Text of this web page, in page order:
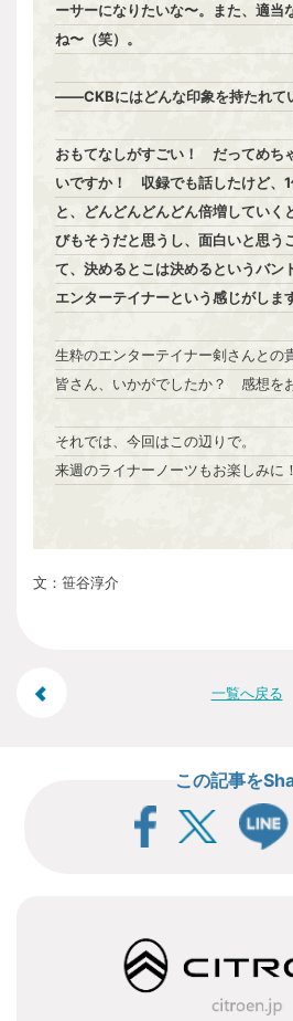
ーサーになりたいな〜。また、適当
ね〜（笑）。
――CKBにはどんな印象を持たれて
おもてなしがすごい！ だってめち
いですか！ 収録でも話したけど、1
と、どんどんどんどん倍増していく
びもそうだと思うし、面白いと思う
て、決めるとこは決めるというバン
エンターテイナーという感じがしま
生粋のエンターテイナー剣さんとの
皆さん、いかがでしたか？ 感想を
それでは、今回はこの辺りで。
来週のライナーノーツもお楽しみに！
文：笹谷淳介
投
一覧へ戻る
この記事を